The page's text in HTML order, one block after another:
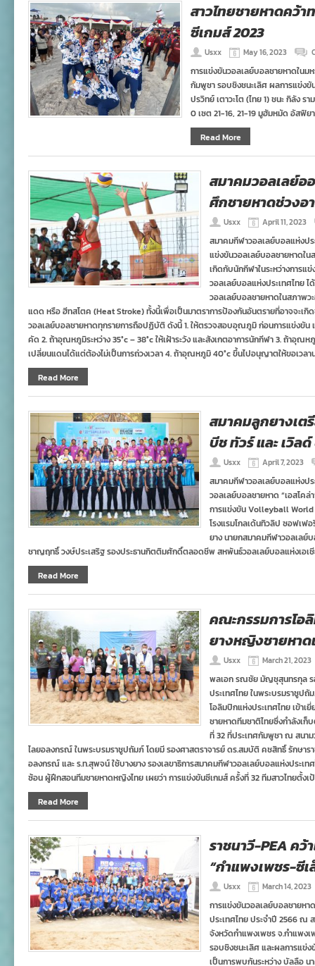
สาวไทยชายหาดคว้
ซีเกมส์ 2023
Usxx May 16, 2023
การแข่งขันวอลเลย์บอลชายหาดในม
กัมพูชา รอบชิงชนะเลิศ ผลการแข่ง
ปรวิทย์ เตาวะโต (ไทย 1) ชนะ กิลัง
0 เซต 21-16, 21-19 มูฮัมหมัด อัสฟิ
Read More
สมาคมวอลเลย์อ
ศึกชายหาดช่วงอ
Usxx April 11, 2023
สมาคมกีฬาวอลเลย์บอลแห่งป
แข่งขันวอลเลย์บอลชายหาดใน
เกิดกับนักกีฬาในระหว่างการแ
วอลเลย์บอลแห่งประเทศไทย
วอลเลย์บอลชายหาดในสภาพว
แดด หรือ ฮีทสโตค (Heat Stroke) ทั้งนี้เพื่อเป็นมาตราการป้องกันอันตรายที่อาจจะเ
วอลเลย์บอลชายหาดทุกรายการถือปฏิบัติ ดังนี้ 1. ให้ตรวจสอบอุณภูมิ ก่อนการแข่งขัน แ
คัด 2. ถ้าอุณหภูมิระหว่าง 35°c – 38°c ให้เฝ้าระวัง และสังเกตอาการนักกีฬา 3. ถ้าอุณ
เปลี่ยนแดนได้แต่ต้องไม่เป็นการถ่วงเวลา 4. ถ้าอุณหภูมิ 40°c ขึ้นไปอนุญาตให้ขอเวล
Read More
สมาคมลูกยางเต
บีช ทัวร์ และ เวิล
Usxx April 7, 2023
สมาคมกีฬาวอลเลย์บอลแห่งปร
วอลเลย์บอลชายหาด “เอสโคล่
การแข่งขัน Volleyball
โรงแรมโกลเด้นทิวลิป ซอฟเฟ
ยาง นายกสมาคมกีฬาวอลเลย์
ชาญฤทธิ์ วงษ์ประเสริฐ รองประธานกิตติมศักดิ์ตลอดชีพ สหพันธ์วอลเลย์บอลแห่งเอ
Read More
คณะกรรมการโอ
ยางหญิงชายหาด
Usxx March 21, 2023
พลเอก รณชัย มัญชุสุนทรกุล ร
ประเทศไทย ในพระบรมราชู
โอลิมปิกแห่งประเทศไทย เข้า
ชายหาดทีมชาติไทยซึ่งกำลังเ
ที่ 32 ที่ประเทศกัมพูชา ณ สนา
ไลยอลงกรณ์ ในพระบรมราชูปถัมภ์ โดยมี รองศาสตราจารย์ ดร.สมบัติ คชสิทธิ์ รักษาร
อลงกรณ์ และ ร.ท.สุพจน์ ใช้บางยาง รองเลขาธิการสมาคมกีฬาวอลเลย์บอลแห่งประเ
ซ้อน ผู้ฝึกสอนทีมชายหาดหญิงไทย เผยว่า การแข่งขันซีเกมส์ ครั้งที่ 32 ทีมสาวไทยตั้งเ
Read More
ราชนาวี-PEA คว้
“กำแพงเพชร-ซีเ
Usxx March 14, 2023
การแข่งขันวอลเลย์บอลชายหา
ประเทศไทย ประจำปี 2566 ณ
จังหวัดกำแพงเพชร จ.กำแพงเ
รอบชิงชนะเลิศ และผลการแข่
เป็นการพบกันระหว่าง บัลลือ น